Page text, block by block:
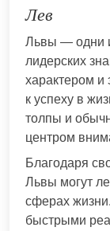
Лев
Львы — одни
лидерских
характером и
к успеху в
толпы и
центром
Благодаря
Львы могут
сферах
быстрыми